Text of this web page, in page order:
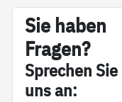
Sie ha­ben
Fra­gen?
Sp­re­chen Sie
uns an: